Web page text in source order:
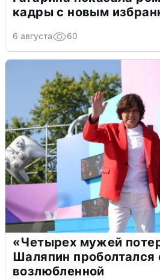
кадры с новым
6 августа 60
«Четырех мужей
Шаляпин проболтался
возлюбленной